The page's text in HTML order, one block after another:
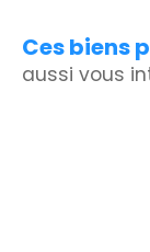
Ces biens
aussi vous